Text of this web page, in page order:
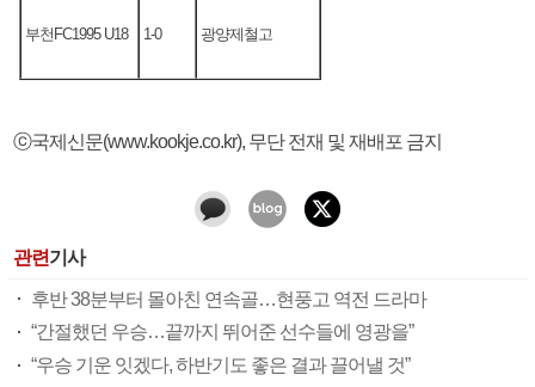
부천FC1995 U18 1-0 광양제철고
ⓒ국제신문(www.kookje.co.kr), 무단 전재 및 재배포 금지
관련기사
후반 38분부터 몰아친 연속골…현풍고 역전 드라마
“간절했던 우승…끝까지 뛰어준 선수들에 영광을”
“우승 기운 잇겠다, 하반기도 좋은 결과 끌어낼 것”